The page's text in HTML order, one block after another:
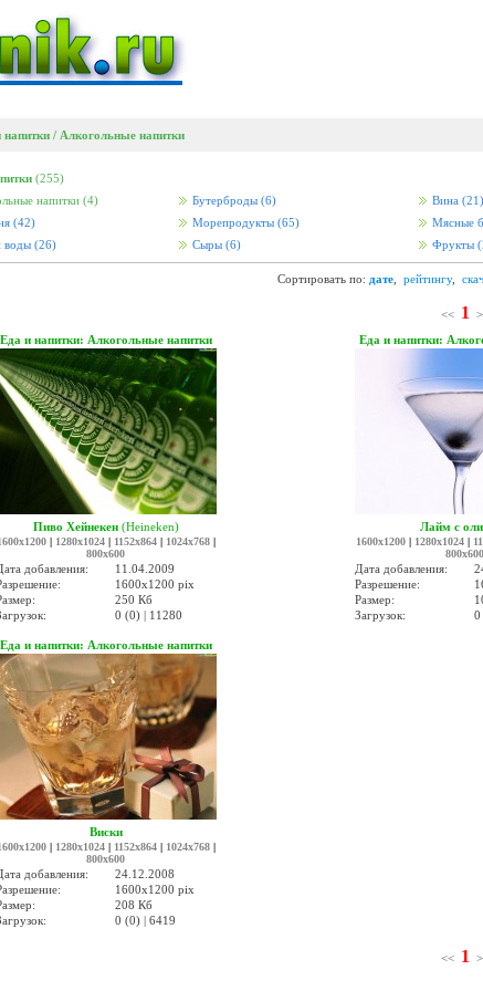
напитки / Алкогольные напитки
(255)
напитки (4) Бутерброды (6) Вина (21)
(42) Морепродукты (65) Мясные
воды (26) Сыры (6) Фрукты
Сортировать по: дате рейтингу,
<< 1
Еда и напитки: Алкогольные напитки
Пиво Хейнекен (Heineken)
| 1280x1024| 1152x864| 1024x768|
800x600
добавления:
11.04.2009
1600x1200 pix
250 Кб
0 (0) | 11280
Еда и напитки:
Лайм с
1600x1200| 1280x1024|
800x600
Дата добавления:
Разрешение:
Размер:
Загрузок:
0
Еда и напитки: Алкогольные напитки
Виски
| 1280x1024| 1152x864| 1024x768|
800x600
добавления:
24.12.2008
1600x1200 pix
208 Кб
0 (0) | 6419
<< 1